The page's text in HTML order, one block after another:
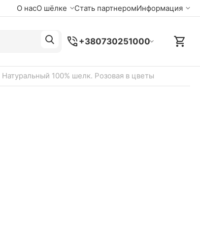
О насО шёлке Стать партнеромИнформация
+380730251000
100% шелк. Розовая в цветы